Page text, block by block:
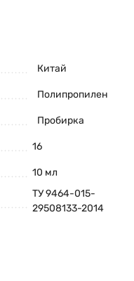
Китай
Полипропилен
Пробирка
16
10 мл
ТУ 9464-015-
29508133-2014